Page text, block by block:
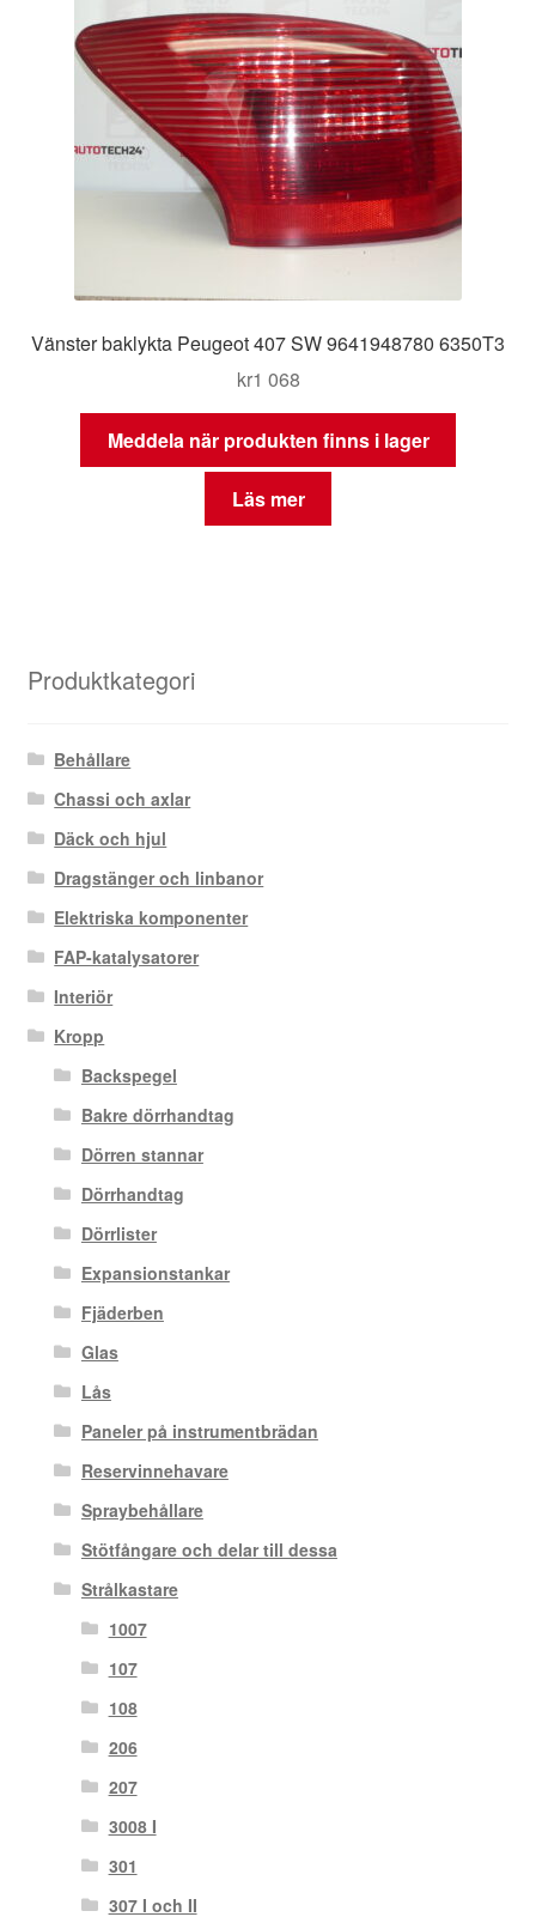
Vänster baklykta Peugeot 407 SW 9641948780 6350T3
kr1 068
Meddela när produkten finns i lager
Läs mer
Produktkategori
Behållare
Chassi och axlar
Däck och hjul
Dragstänger och linbanor
Elektriska komponenter
FAP-katalysatorer
Interiör
Kropp
Backspegel
Bakre dörrhandtag
Dörren stannar
Dörrhandtag
Dörrlister
Expansionstankar
Fjäderben
Glas
Lås
Paneler på instrumentbrädan
Reservinnehavare
Spraybehållare
Stötfångare och delar till dessa
Strålkastare
1007
107
108
206
207
3008 I
301
307 I och II